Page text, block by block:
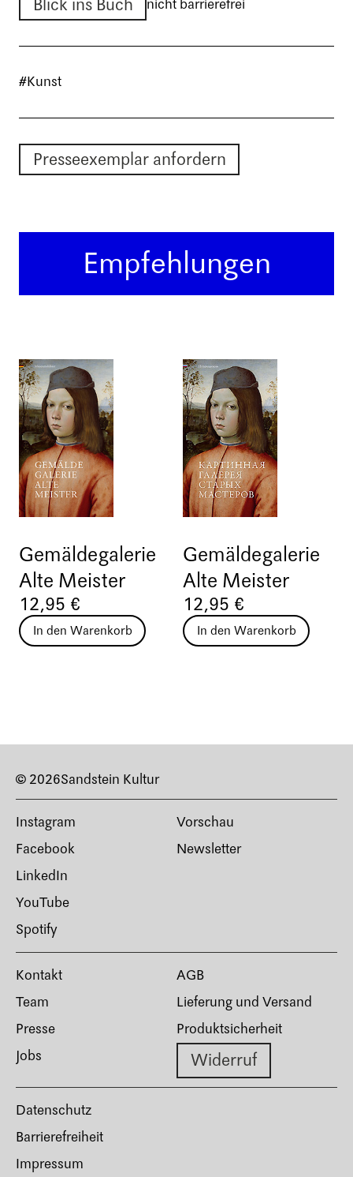
Blick ins Buch nicht barrierefrei
#Kunst
Presseexemplar anfordern
Empfehlungen
Gemäldegalerie
Alte Meister
12,95 €
In den Warenkorb
Gemäldegalerie
Alte Meister
12,95 €
In den Warenkorb
© 2026Sandstein Kultur
Instagram
Facebook
LinkedIn
YouTube
Spotify
Vorschau
Newsletter
Kontakt
Team
Presse
Jobs
AGB
Lieferung und Versand
Produktsicherheit
Widerruf
Datenschutz
Barrierefreiheit
Impressum